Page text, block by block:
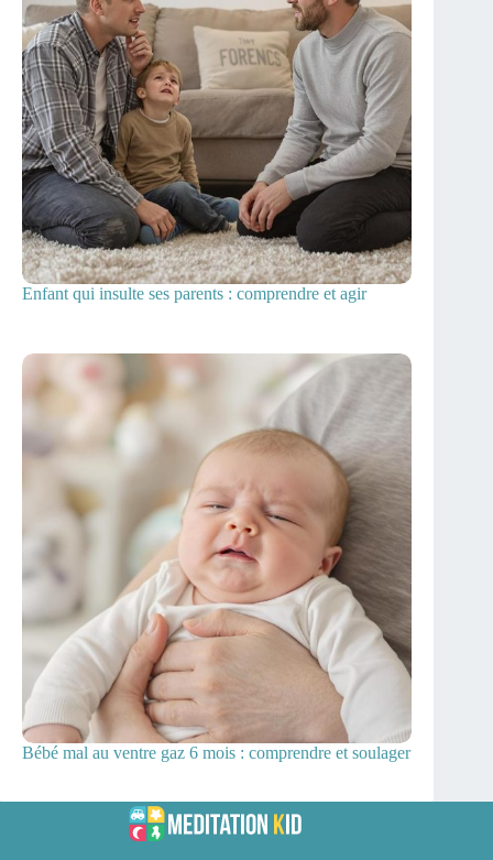
Enfant qui insulte ses parents : comprendre et agir
Bébé mal au ventre gaz 6 mois : comprendre et soulager